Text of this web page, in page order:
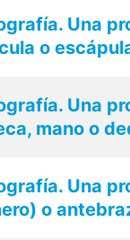
Una
o
Una
mano o
Una
o